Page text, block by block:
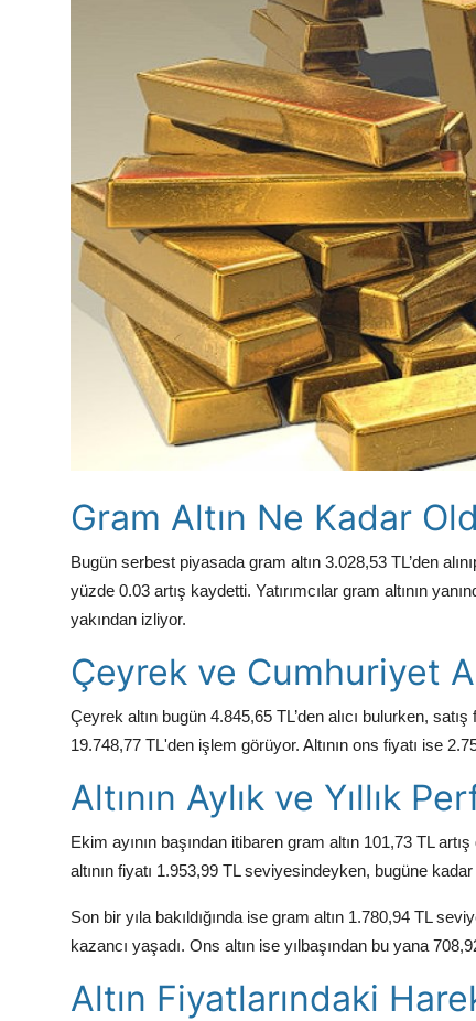
Gram Altın Ne Kadar
Bugün serbest piyasada gram altın 3.028,53 TL’den
yüzde 0.03 artış kaydetti. Yatırımcılar gram altının
yakından izliyor.
Çeyrek ve Cumhuriyet
Çeyrek altın bugün 4.845,65 TL’den alıcı bulurken,
19.748,77 TL'den işlem görüyor. Altının ons fiyatı ise
Altının Aylık ve Yıllık
Ekim ayının başından itibaren gram altın 101,73 TL
altının fiyatı 1.953,99 TL seviyesindeyken, bugüne
Son bir yıla bakıldığında ise gram altın 1.780,94 TL
kazancı yaşadı. Ons altın ise yılbaşından bu yana
Altın Fiyatlarındaki